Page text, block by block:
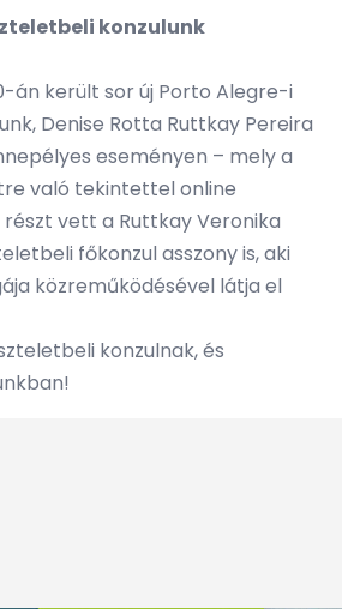
konzulunk
án került sor új Porto Alegre-i
Denise Rotta Ruttkay Pereira
eseményen – mely a
való tekintettel online
vett a Ruttkay Veronika
főkonzul asszony is, aki
közreműködésével látja el
konzulnak, és